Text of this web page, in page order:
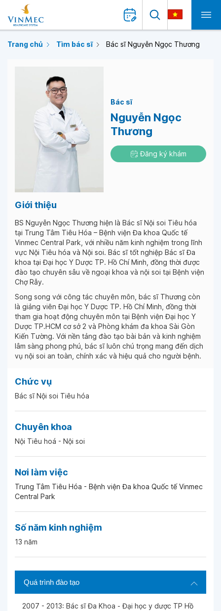
Trang chủ Tìm bác sĩ Bác sĩ Nguyễn Ngọc Thương
Bác sĩ
Nguyễn Ngọc
Thương
Đăng ký khám
Giới thiệu
BS Nguyễn Ngọc Thương hiện là Bác sĩ Nội soi Tiêu hóa
tại Trung Tâm Tiêu Hóa – Bệnh viện Đa khoa Quốc tế
Vinmec Central Park, với nhiều năm kinh nghiệm trong lĩnh
vực Nội Tiêu hóa và Nội soi. Bác sĩ tốt nghiệp Bác sĩ Đa
khoa tại Đại học Y Dược TP. Hồ Chí Minh, đồng thời được
đào tạo chuyên sâu về ngoại khoa và nội soi tại Bệnh viện
Chợ Rẫy.
Song song với công tác chuyên môn, bác sĩ Thương còn
là giảng viên Đại học Y Dược TP. Hồ Chí Minh, đồng thời
tham gia hoạt động chuyên môn tại Bệnh viện Đại học Y
Dược TP.HCM cơ sở 2 và Phòng khám đa khoa Sài Gòn
Kiến Tường. Với nền tảng đào tạo bài bản và kinh nghiệm
lâm sàng phong phú, bác sĩ luôn chú trọng mang đến dịch
vụ nội soi an toàn, chính xác và hiệu quả cho người bệnh.
Chức vụ
Bác sĩ Nội soi Tiêu hóa
Chuyên khoa
Nội Tiêu hoá - Nội soi
Nơi làm việc
Trung Tâm Tiêu Hóa - Bệnh viện Đa khoa Quốc tế Vinmec
Central Park
Số năm kinh nghiệm
13 năm
Quá trình đào tạo
2007 - 2013: Bác sĩ Đa Khoa - Đại học y dược TP Hồ